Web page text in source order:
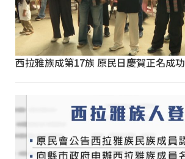
西拉雅族成第17族 原民日慶賀正名成功